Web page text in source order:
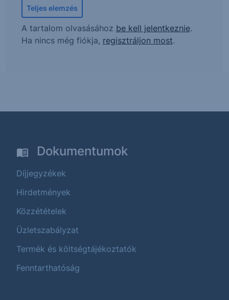
Teljes elemzés
A tartalom olvasásához be kell jelentkeznie.
Ha nincs még fiókja, regisztráljon most.
Dokumentumok
Díjjegyzékek
Hirdetmények
Közzétételek
Üzletszabályzat
Termék és költségtájékoztatók
Fenntarthatóság